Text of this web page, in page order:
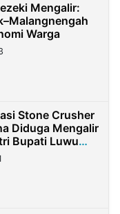
Mengalir:
Warga
Stone Crusher
Diduga Mengalir
Bupati Luwu